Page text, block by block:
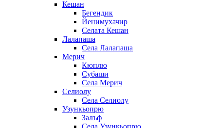
Кешан
Бегендик
Йенимухачир
Селата Кешан
Лалапаша
Села Лалапаша
Мерич
Кюплю
Субаши
Села Мерич
Селиолу
Села Селиолу
Узункьопрю
Залъф